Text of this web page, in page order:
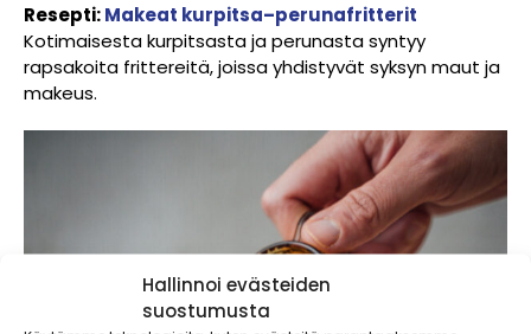
Hallinnoi evästeiden
suostumusta
Resepti:Makeat kurpitsa–perunafritterit
Kotimaisesta kurpitsasta ja perunasta syntyy
rapsakoita frittereitä, joissa yhdistyvät syksyn maut ja
makeus.